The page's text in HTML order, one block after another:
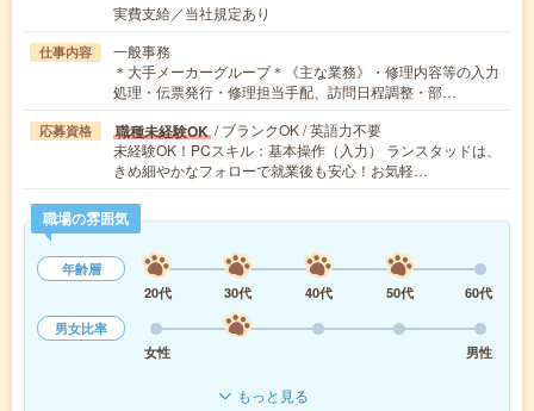
実費支給／当社規定あり
仕事内容
一般事務
＊大手メーカーグループ＊《主な業務》・修理内容等の入力
処理・伝票発行・修理担当手配、訪問日程調整・部…
応募資格 職種未経験OK / ブランクOK / 英語力不要
未経験OK！PCスキル：基本操作（入力） ランスタッドは、
きめ細やかなフォローで就業後も安心！お気軽…
職場の雰囲気
年齢層
20代
30代 40代 50代
60代
男女比率
女性
男性
もっと見る